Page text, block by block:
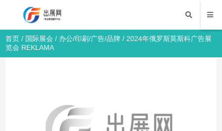
首页 / 国际展会 / 办公/印刷/广告/品牌 / 2024年俄罗斯莫斯科广告展
览会 REKLAMA